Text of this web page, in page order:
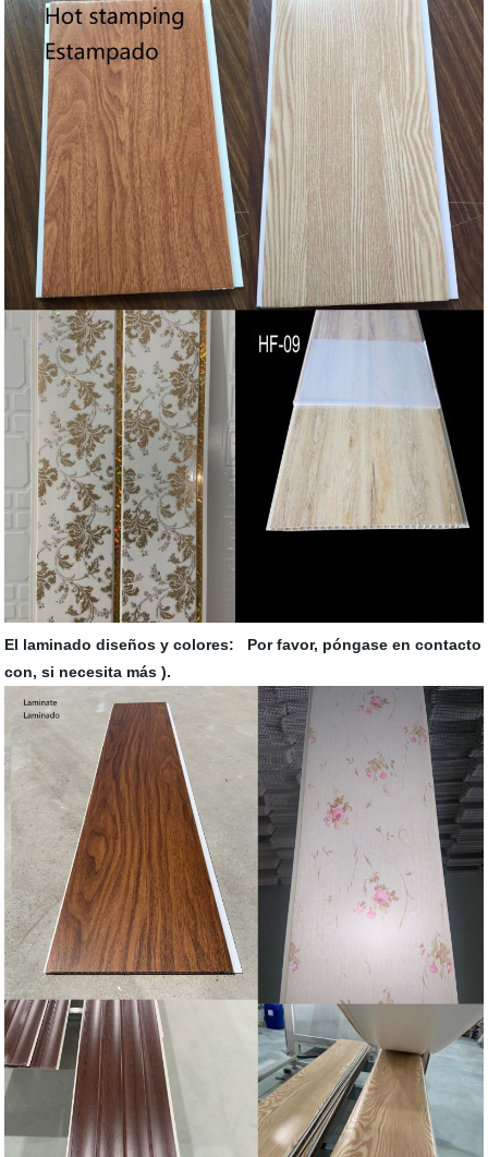
El laminado diseños y colores: Por favor, póngase en contacto
con, si necesita más ).